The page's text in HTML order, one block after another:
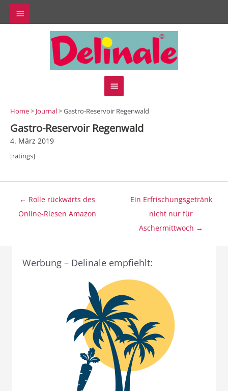
Zum
Inhalt
springen
Above
Hauptmenü
Home> Journal> Gastro-Reservoir Regenwald
Gastro-Reservoir Regenwald
4. März 2019
[ratings]
Beitragsnavigation
← Rolle rückwärts des
Online-Riesen Amazon
Ein Erfrischungsgetränk
nicht nur für
Aschermittwoch →
Werbung – Delinale empfiehlt: